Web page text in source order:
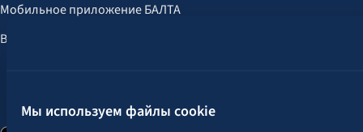
Мы используем файлы cookie
Мобильное приложение БАЛТА
Выгоды для клиентов